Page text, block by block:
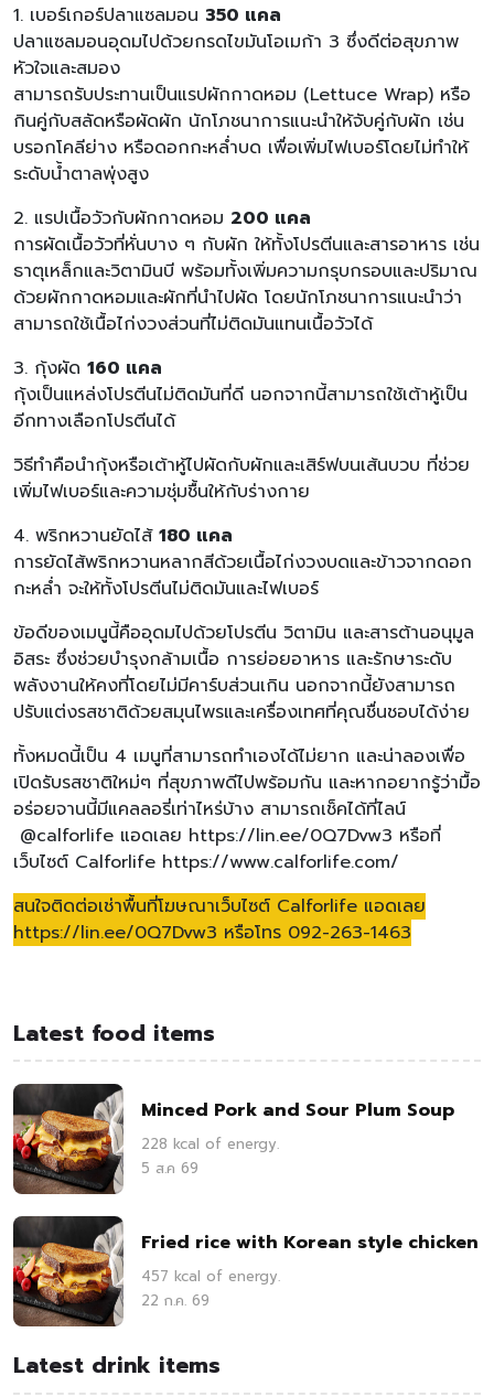
1. เบอร์เกอร์ปลาแซลมอน 350 แคล
ปลาแซลมอนอุดมไปด้วยกรดไขมันโอเมก้า 3 ซึ่งดีต่อสุขภาพ
หัวใจและสมอง
สามารถรับประทานเป็นแรปผักกาดหอม (Lettuce Wrap) หรือ
กินคู่กับสลัดหรือผัดผัก นักโภชนาการแนะนำให้จับคู่กับผัก เช่น
บรอกโคลีย่าง หรือดอกกะหล่ำบด เพื่อเพิ่มไฟเบอร์โดยไม่ทำให้
ระดับน้ำตาลพุ่งสูง
2. แรปเนื้อวัวกับผักกาดหอม 200 แคล
การผัดเนื้อวัวที่หั่นบาง ๆ กับผัก ให้ทั้งโปรตีนและสารอาหาร เช่น
ธาตุเหล็กและวิตามินบี พร้อมทั้งเพิ่มความกรุบกรอบและปริมาณ
ด้วยผักกาดหอมและผักที่นำไปผัด โดยนักโภชนาการแนะนำว่า
สามารถใช้เนื้อไก่งวงส่วนที่ไม่ติดมันแทนเนื้อวัวได้
3. กุ้งผัด 160 แคล
กุ้งเป็นแหล่งโปรตีนไม่ติดมันที่ดี นอกจากนี้สามารถใช้เต้าหู้เป็น
อีกทางเลือกโปรตีนได้
วิธีทำคือนำกุ้งหรือเต้าหู้ไปผัดกับผักและเสิร์ฟบนเส้นบวบ ที่ช่วย
เพิ่มไฟเบอร์และความชุ่มชื้นให้กับร่างกาย
4. พริกหวานยัดไส้ 180 แคล
การยัดไส้พริกหวานหลากสีด้วยเนื้อไก่งวงบดและข้าวจากดอก
กะหล่ำ จะให้ทั้งโปรตีนไม่ติดมันและไฟเบอร์
ข้อดีของเมนูนี้คืออุดมไปด้วยโปรตีน วิตามิน และสารต้านอนุมูล
อิสระ ซึ่งช่วยบำรุงกล้ามเนื้อ การย่อยอาหาร และรักษาระดับ
พลังงานให้คงที่โดยไม่มีคาร์บส่วนเกิน นอกจากนี้ยังสามารถ
ปรับแต่งรสชาติด้วยสมุนไพรและเครื่องเทศที่คุณชื่นชอบได้ง่าย
ทั้งหมดนี้เป็น 4 เมนูที่สามารถทำเองได้ไม่ยาก และน่าลองเพื่อ
เปิดรับรสชาติใหม่ๆ ที่สุขภาพดีไปพร้อมกัน และหากอยากรู้ว่ามื้อ
อร่อยจานนี้มีแคลลอรี่เท่าไหร่บ้าง สามารถเช็คได้ที่ไลน์
@calforlife แอดเลย https://lin.ee/0Q7Dvw3 หรือที่
เว็บไซต์ Calforlife https://www.calforlife.com/
สนใจติดต่อเช่าพื้นที่โฆษณาเว็บไซต์ Calforlife แอดเลย
https://lin.ee/0Q7Dvw3 หรือโทร 092-263-1463
Latest food items
Minced Pork and Sour Plum Soup
228 kcal of energy.
5 ส.ค 69
Fried rice with Korean style chicken
457 kcal of energy.
22 ก.ค. 69
Latest drink items